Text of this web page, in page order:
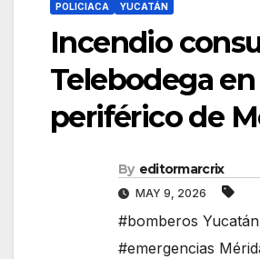
POLICIACA YUCATÁN
Incendio
Telebodega en
periférico de
By editormarcrix
MAY 9, 2026
#bomberos Yucatán
#emergencias